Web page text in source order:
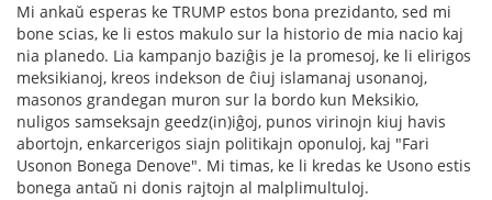
Mi ankaŭ esperas ke TRUMP estos bona prezidanto, sed mi
bone scias, ke li estos makulo sur la historio de mia nacio kaj
nia planedo. Lia kampanjo baziĝis je la promesoj, ke li elirigos
meksikianoj, kreos indekson de ĉiuj islamanaj usonanoj,
masonos grandegan muron sur la bordo kun Meksikio,
nuligos samseksajn geedz(in)iĝoj, punos virinojn kiuj havis
abortojn, enkarcerigos siajn politikajn oponuloj, kaj "Fari
Usonon Bonega Denove". Mi timas, ke li kredas ke Usono estis
bonega antaŭ ni donis rajtojn al malplimultuloj.